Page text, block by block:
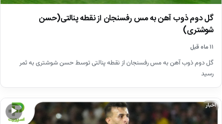
گل دوم ذوب آهن به مس رفسنجان از نقطه پنالتی(حسن
شوشتری)
۱۱ ماه قبل
گل دوم ذوب آهن به مس رفسنجان از نقطه پنالتی توسط حسن شوشتری به ثمر
رسید
▶
اخبار